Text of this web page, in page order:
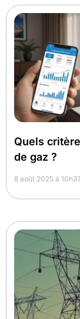
Quels
de gaz ?
8 août 2025 à 10h37